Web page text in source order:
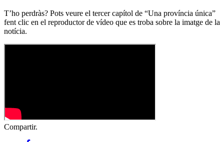
T’ho perdràs? Pots veure el tercer capítol de “Una província única”
fent clic en el reproductor de vídeo que es troba sobre la imatge de la
notícia.
Compartir.